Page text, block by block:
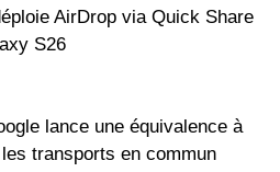
AirDrop via Quick Share
S26
lance une équivalence à
transports en commun